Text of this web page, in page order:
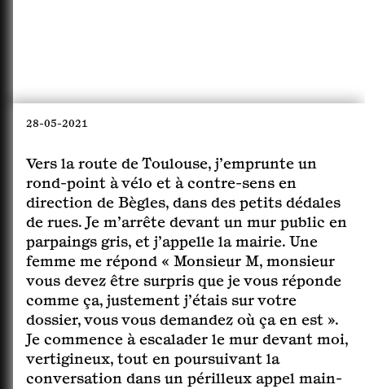
28-05-2021
Vers la route de Toulouse, j’emprunte un
rond-point à vélo et à contre-sens en
direction de Bègles, dans des petits dédales
de rues. Je m’arrête devant un mur public en
parpaings gris, et j’appelle la mairie. Une
femme me répond « Monsieur M, monsieur
vous devez être surpris que je vous réponde
comme ça, justement j’étais sur votre
dossier, vous vous demandez où ça en est ».
Je commence à escalader le mur devant moi,
vertigineux, tout en poursuivant la
conversation dans un périlleux appel main-